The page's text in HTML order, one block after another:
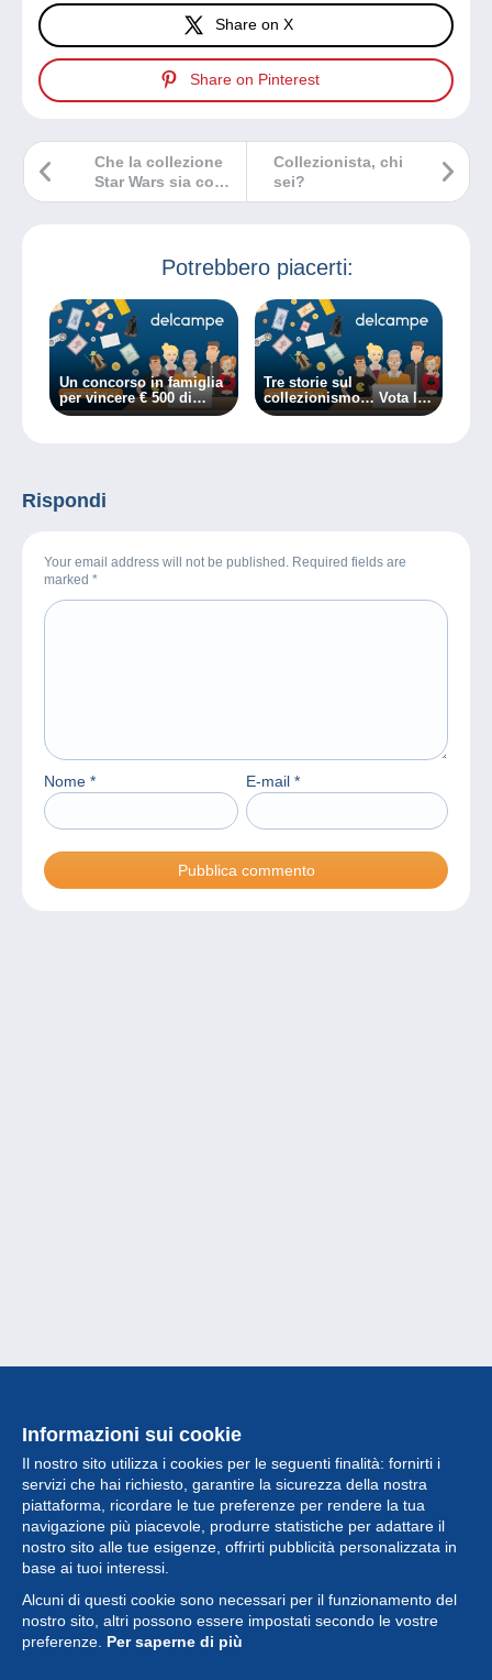
Share on X
Share on Pinterest
Collezionista, chi
sei?
Che la collezione
Star Wars sia con
voi!
Potrebbero piacerti:
Un concorso in famiglia
per vincere € 500 di
regali!
Tre storie sul
collezionismo… Vota la
migliore!
Rispondi
Your email address will not be published. Required fields are
marked *
Nome * E-mail *
Informazioni sui cookie
Il nostro sito utilizza i cookies per le seguenti finalità: fornirti i
servizi che hai richiesto, garantire la sicurezza della nostra
piattaforma, ricordare le tue preferenze per rendere la tua
navigazione più piacevole, produrre statistiche per adattare il
nostro sito alle tue esigenze, offrirti pubblicità personalizzata in
base ai tuoi interessi.
Alcuni di questi cookie sono necessari per il funzionamento del
nostro sito, altri possono essere impostati secondo le vostre
preferenze. Per saperne di più
Collezione
Novità
Funzione